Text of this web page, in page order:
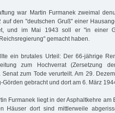
war Martin Furmanek zweimal
auf den "deutschen Gruß" einer
und im Mai 1943 soll er "in einer
gemacht haben.
ein brutales Urteil: Der 66-jährige
zum Hochverrat (Zersetzung
Senat zum Tode verurteilt. Am 29.
gebracht und dort am 6. März
Furmanek liegt in der Asphaltkehre am
Häuser dort sind mittlerweile